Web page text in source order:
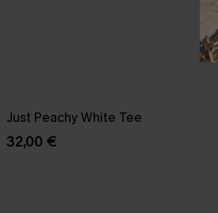
Just Peachy White Tee
32,00 €